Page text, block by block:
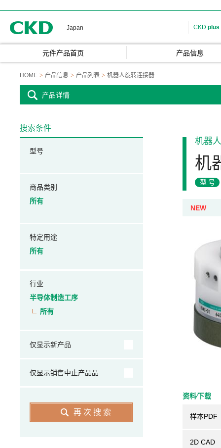
Japan CKD plus
元件产品首页 产品信息
HOME 产品信息 产品列表 机器人旋转连接器
产品详情
机器
机
型号
NEW
资料⁄下载
样本PDF
2D CAD
搜索条件
型号
商品类别
所有
特定用途
所有
行业
半导体制造工序
所有
仅显示新产品
仅显示销售中止产品品
再次搜索